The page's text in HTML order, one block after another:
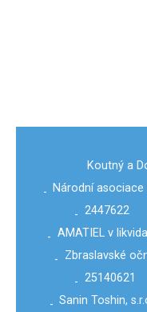
Koutný a
- Národní
- 2447622
- AMATIEL v
- Zbraslavské
- 25140621
- Sanin Toshin,